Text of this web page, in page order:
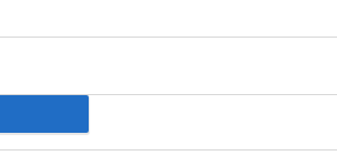
alles, was Sie wissen sollten –